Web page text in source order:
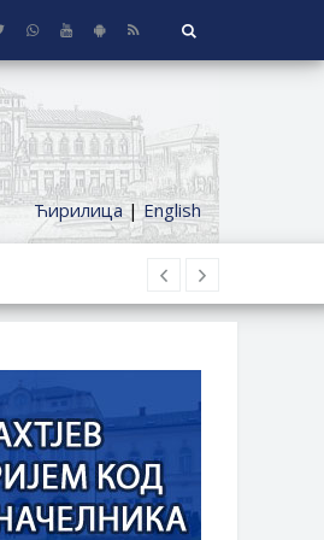
Ћирилица|English
BORCE